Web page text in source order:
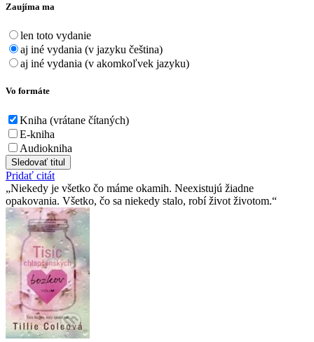
Zaujíma ma
len toto vydanie
aj iné vydania (v jazyku čeština)
aj iné vydania (v akomkoľvek jazyku)
Vo formáte
Kniha (vrátane čítaných)
E-kniha
Audiokniha
Sledovať titul
Pridať citát
Niekedy je všetko čo máme okamih. Neexistujú žiadne
opakovania. Všetko, čo sa niekedy stalo, robí život životom.